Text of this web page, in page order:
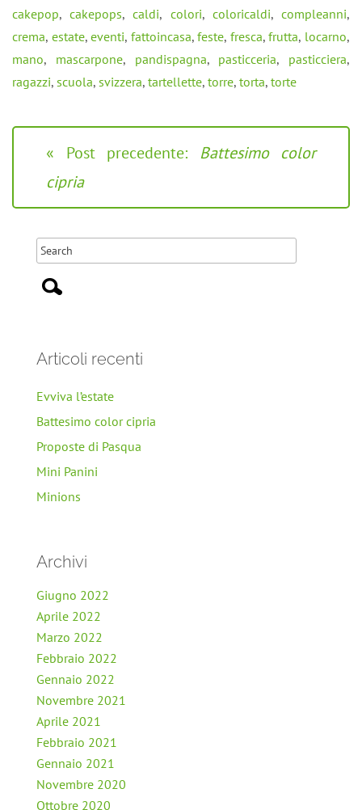
cakepop,cakepops,caldi, colori, coloricaldi,compleanni,
crema, estate,eventi, fattoincasa,feste, fresca,frutta, locarno,
mano, mascarpone, pandispagna, pasticceria, pasticciera,
ragazzi, scuola, svizzera, tartellette, torre, torta, torte
« Post precedente: Battesimo color
cipria
Articoli recenti
Evviva l’estate
Battesimo color cipria
Proposte di Pasqua
Mini Panini
Minions
Archivi
Giugno 2022
Aprile 2022
Marzo 2022
Febbraio 2022
Gennaio 2022
Novembre 2021
Aprile 2021
Febbraio 2021
Gennaio 2021
Novembre 2020
Ottobre 2020